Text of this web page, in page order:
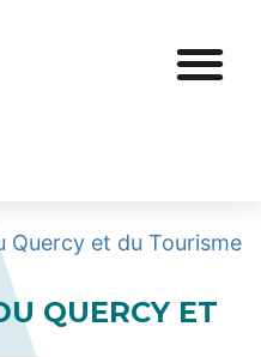
Quercy et du Tourisme
QUERCY ET